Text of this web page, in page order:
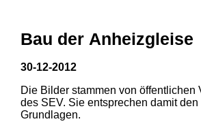
1 2
Bau der Anheizgleise
30-12-2012
Die Bilder stammen von öffentlichen
des SEV. Sie entsprechen damit
Grundlagen.